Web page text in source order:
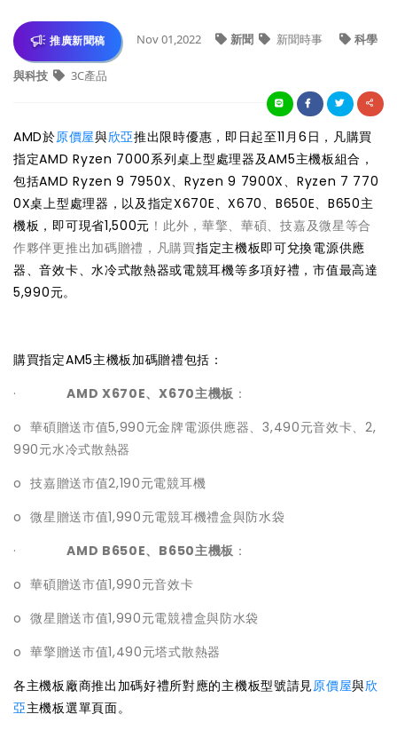
推廣新聞稿 Nov 01,2022 新聞 新聞時事 科學
與科技 3C產品
AMD於原價屋與欣亞推出限時優惠，即日起至11月6日，凡購買
指定AMD Ryzen 7000系列桌上型處理器及AM5主機板組合，
包括AMD Ryzen 9 7950X、Ryzen 9 7900X、Ryzen 7 770
0X桌上型處理器，以及指定X670E、X670、B650E、B650主
機板，即可現省1,500元 ！此外，華擎、華碩、技嘉及微星等合
作夥伴更推出加碼贈禮，凡購買指定主機板即可兌換電源供應
器、音效卡、水冷式散熱器或電競耳機等多項好禮，市值最高達
5,990元。
購買指定AM5主機板加碼贈禮包括：
·AMD X670E、X670主機板 ：
o 華碩贈送市值5,990元金牌電源供應器、3,490元音效卡、2,
990元水冷式散熱器
o 技嘉贈送市值2,190元電競耳機
o 微星贈送市值1,990元電競耳機禮盒與防水袋
·AMD B650E、B650主機板 ：
o 華碩贈送市值1,990元音效卡
o 微星贈送市值1,990元電競禮盒與防水袋
o 華擎贈送市值1,490元塔式散熱器
各主機板廠商推出加碼好禮所對應的主機板型號請見原價屋與欣
亞主機板選單頁面。